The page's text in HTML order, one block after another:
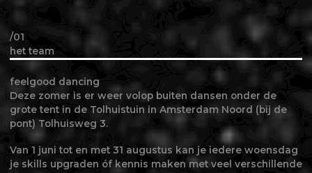
/01
het team
feelgood dancing
Deze zomer is er weer volop buiten dansen onder de
grote tent in de Tolhuistuin in Amsterdam Noord (bij de
pont) Tolhuisweg 3.
Van 1 juni tot en met 31 augustus kan je iedere woensdag
je skills upgraden óf kennis maken met veel verschillende